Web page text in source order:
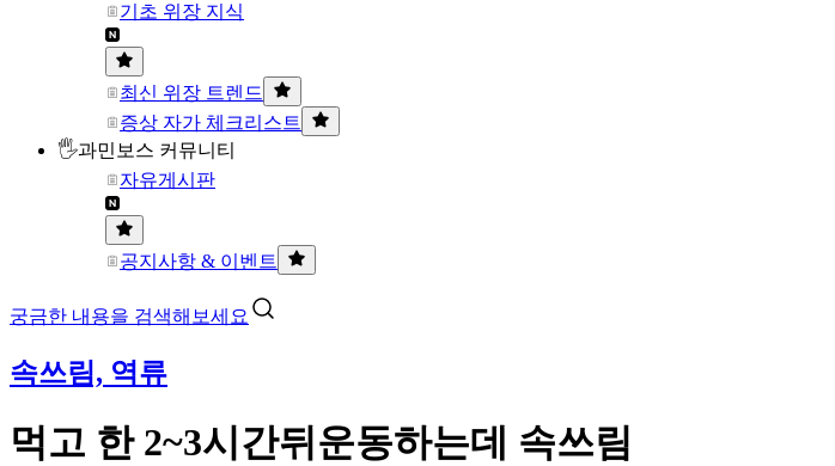
기초 위장 지식
최신 위장 트렌드
증상 자가 체크리스트
🖐과민보스 커뮤니티
자유게시판
공지사항 & 이벤트
궁금한 내용을 검색해보세요
속쓰림, 역류
먹고 한 2~3시간뒤운동하는데 속쓰림